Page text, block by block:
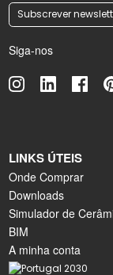
Subscrever
Siga-nos
LINKS ÚTEIS
Onde Comprar
Downloads
Simulador de
BIM
A minha conta